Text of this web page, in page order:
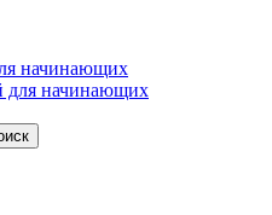
начинающих
для начинающих